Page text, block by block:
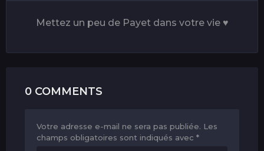
Mettez un peu de Payet dans votre vie ♥
0 COMMENTS
Votre adresse e-mail ne sera pas publiée. Les
champs obligatoires sont indiqués avec *